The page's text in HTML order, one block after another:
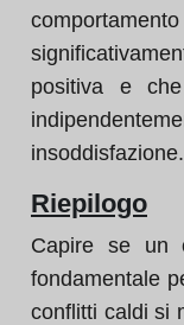
positiva e
insoddisfazione.
Riepilogo
Capire se un
fondamentale
conflitti caldi si